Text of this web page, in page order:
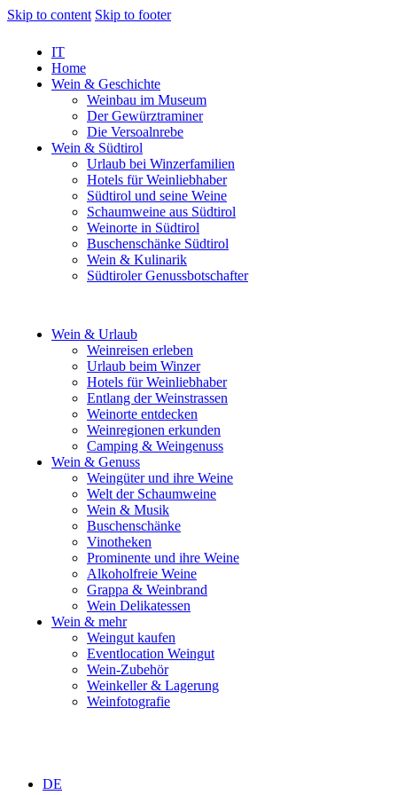
Skip to content Skip to footer
IT
Home
Wein & Geschichte
Weinbau im Museum
Der Gewürztraminer
Die Versoalnrebe
Wein & Südtirol
Urlaub bei Winzerfamilien
Hotels für Weinliebhaber
Südtirol und seine Weine
Schaumweine aus Südtirol
Weinorte in Südtirol
Buschenschänke Südtirol
Wein & Kulinarik
Südtiroler Genussbotschafter
Wein & Urlaub
Weinreisen erleben
Urlaub beim Winzer
Hotels für Weinliebhaber
Entlang der Weinstrassen
Weinorte entdecken
Weinregionen erkunden
Camping & Weingenuss
Wein & Genuss
Weingüter und ihre Weine
Welt der Schaumweine
Wein & Musik
Buschenschänke
Vinotheken
Prominente und ihre Weine
Alkoholfreie Weine
Grappa & Weinbrand
Wein Delikatessen
Wein & mehr
Weingut kaufen
Eventlocation Weingut
Wein-Zubehör
Weinkeller & Lagerung
Weinfotografie
DE